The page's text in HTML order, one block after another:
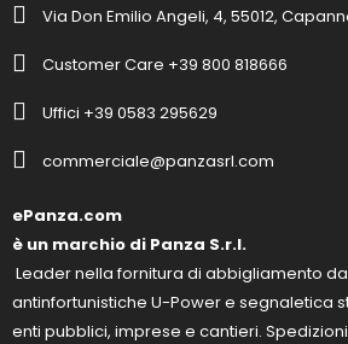
Via Don Emilio Angeli, 4, 55012,
Customer Care +39 800 818666
Uffici +39 0583 295629
commerciale@panzasrl.com
ePanza.com
è un marchio di Panza S.r.l.
Leader nella fornitura di abbigliamento
antinfortunistiche U-Power e segnaletica
enti pubblici, imprese e cantieri.